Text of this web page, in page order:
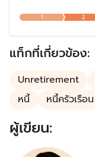
ผ่านมาในอดีต ประ
ต่างประเทศ ดังนั้น
ส่งเสริมการออม อ
การออมเปลี่ยนไปเพื่
1 2
แท็กที่เกี่ยวข้อง:
Unretirement
หนี้
หนี้ครัวเรือน
ผู้เขียน: